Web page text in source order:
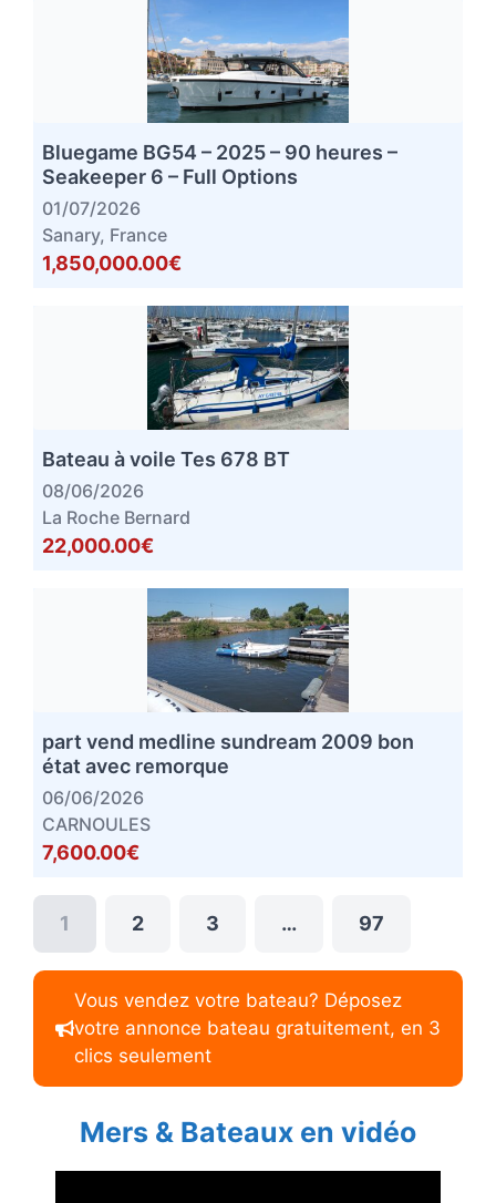
Bluegame BG54 – 2025 – 90 heures –
Seakeeper 6 – Full Options
01/07/2026
Sanary, France
1,850,000.00€
Bateau à voile Tes 678 BT
08/06/2026
La Roche Bernard
22,000.00€
part vend medline sundream 2009 bon
état avec remorque
06/06/2026
CARNOULES
7,600.00€
1 2 3 … 97
Vous vendez votre bateau? Déposez
votre annonce bateau gratuitement, en 3
clics seulement
Mers & Bateaux en vidéo